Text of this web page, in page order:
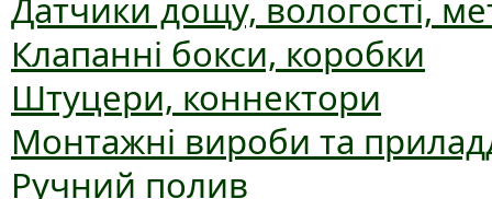
Датчики дощу, вологості,
Клапанні бокси, коробки
Штуцери, коннектори
Монтажні вироби та
Ручний полив